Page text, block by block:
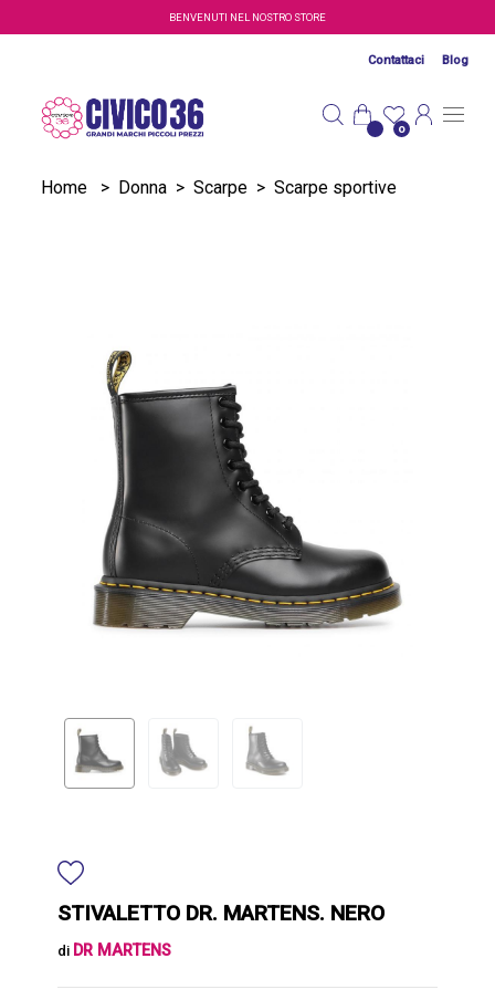
Salta al contenuto principaleBENVENUTI NEL NOSTRO STORE
Contattaci Blog
0
Home > Donna > Scarpe > Scarpe sportive
STIVALETTO DR. MARTENS. NERO
di DR MARTENS